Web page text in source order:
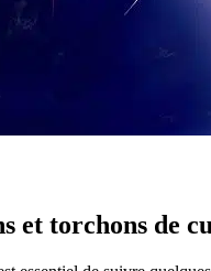
et torchons de